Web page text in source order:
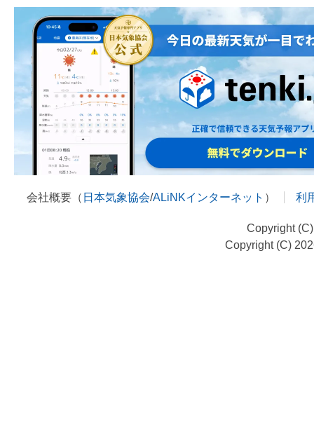
会社概要（ 日本気象協会/ALiNKインターネット ） 利
Copyright
Copyright (C)